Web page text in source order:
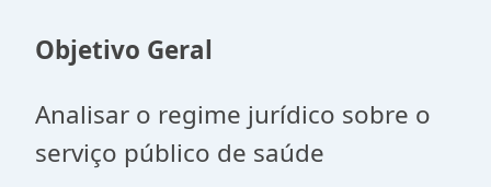
Objetivo Geral
Analisar o regime jurídico sobre o
serviço público de saúde